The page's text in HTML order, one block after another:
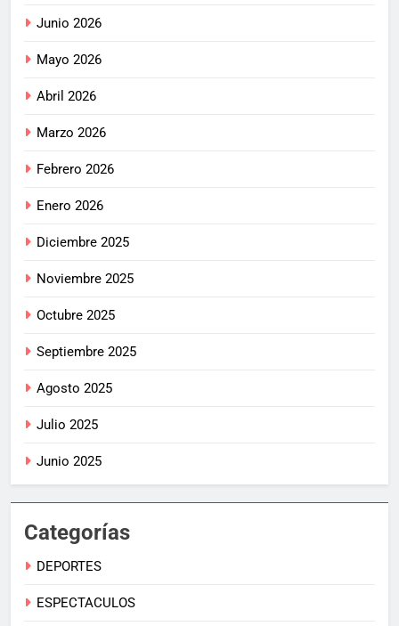
Junio 2026
Mayo 2026
Abril 2026
Marzo 2026
Febrero 2026
Enero 2026
Diciembre 2025
Noviembre 2025
Octubre 2025
Septiembre 2025
Agosto 2025
Julio 2025
Junio 2025
Categorías
DEPORTES
ESPECTACULOS